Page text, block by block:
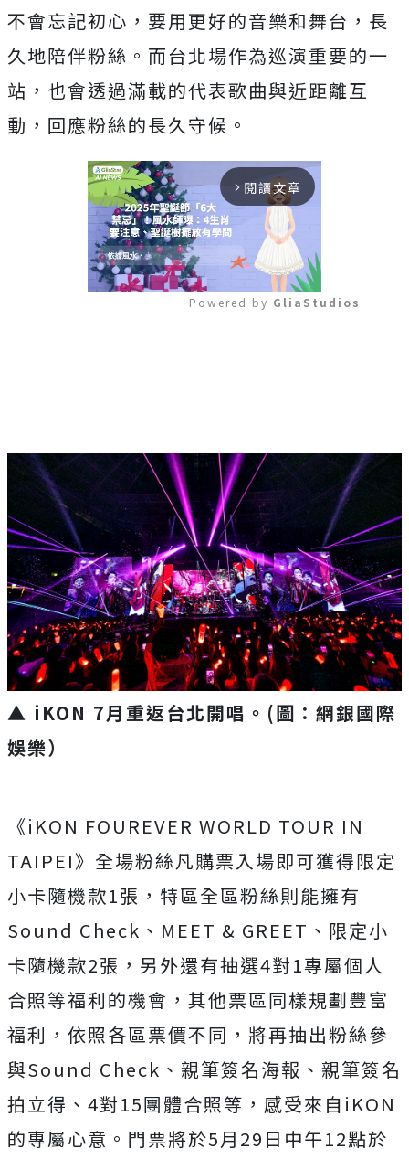
不會忘記初心， 要用更好的音樂和舞台，長
久地陪伴粉絲。 而台北場作為巡演重要的一
站， 也會透過滿載的代表歌曲與近距離互
動，回應粉絲的長久守候。
arrow_forward_ios 閱讀文章
Powered by GliaStudios
▲ iKON 7月重返台北開唱。(圖：網銀國際
娛樂）
《iKON FOUREVER WORLD TOUR IN
TAIPEI》全場粉絲凡購票入場即可獲得限定
小卡隨機款1張， 特區全區粉絲則能擁有
Sound Check、MEET & GREET、限定小
卡隨機款2張， 另外還有抽選4對1專屬個人
合照等福利的機會， 其他票區同樣規劃豐富
福利，依照各區票價不同， 將再抽出粉絲參
與Sound Check、親筆簽名海報、親筆簽名
拍立得、 4對15團體合照等，感受來自iKON
的專屬心意。門票將於5月29日中午12點於